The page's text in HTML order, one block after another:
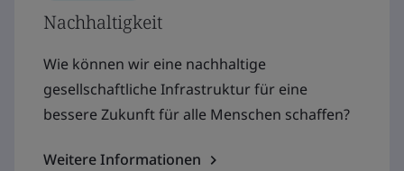
Nachhaltigkeit
Wie können wir eine nachhaltige
gesellschaftliche Infrastruktur für eine
bessere Zukunft für alle Menschen schaffen?
Weitere Informationen